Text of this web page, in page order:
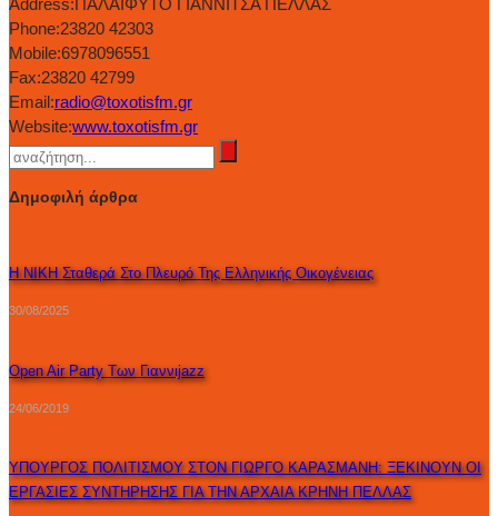
Address:ΠΑΛΑΙΦΥΤΟ ΓΙΑΝΝΙΤΣΑ ΠΕΛΛΑΣ
Phone:23820 42303
Mobile:6978096551
Fax:23820 42799
Email:radio@toxotisfm.gr
Website:www.toxotisfm.gr
Δημοφιλή άρθρα
Η ΝΙΚΗ Σταθερά Στο Πλευρό Της Ελληνικής Οικογένειας
30/08/2025
Open Air Party Των Γιαννιjazz
24/06/2019
ΥΠΟΥΡΓΟΣ ΠΟΛΙΤΙΣΜΟΥ ΣΤΟΝ ΓΙΩΡΓΟ ΚΑΡΑΣΜΑΝΗ: ΞΕΚΙΝΟΥΝ ΟΙ
ΕΡΓΑΣΙΕΣ ΣΥΝΤΗΡΗΣΗΣ ΓΙΑ ΤΗΝ ΑΡΧΑΙΑ ΚΡΗΝΗ ΠΕΛΛΑΣ